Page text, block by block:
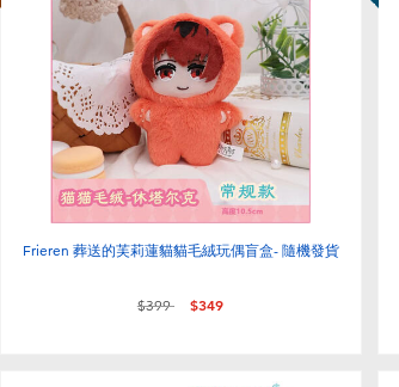
Frieren 葬送的芙莉蓮貓貓毛絨玩偶盲盒- 隨機發貨
價格從
$399至 $349